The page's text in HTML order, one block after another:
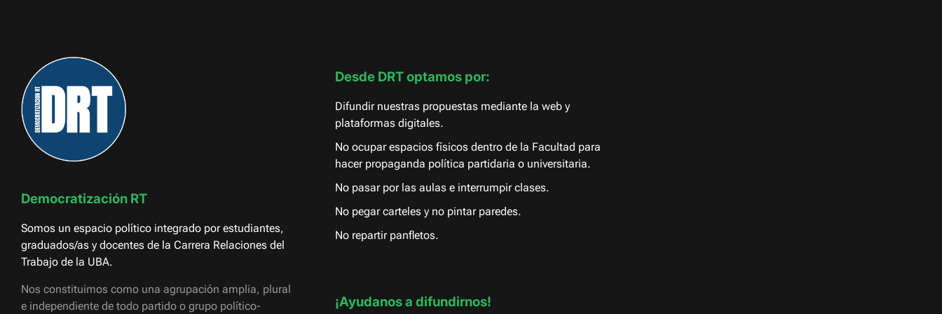
Democratización RT
Somos un espacio político integrado por estudiantes,
graduados/as y docentes de la Carrera Relaciones del
Trabajo de la UBA.
Nos constituimos como una agrupación amplia, plural
e independiente de todo partido o grupo político-
Desde DRT optamos por:
Difundir nuestras propuestas mediante la web y
plataformas digitales.
No ocupar espacios físicos dentro de la Facultad para
hacer propaganda política partidaria o universitaria.
No pasar por las aulas e interrumpir clases.
No pegar carteles y no pintar paredes.
No repartir panfletos.
¡Ayudanos a difundirnos!